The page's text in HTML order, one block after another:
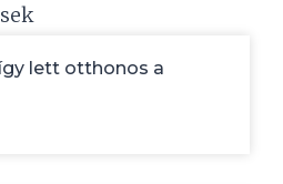
lett otthonos a